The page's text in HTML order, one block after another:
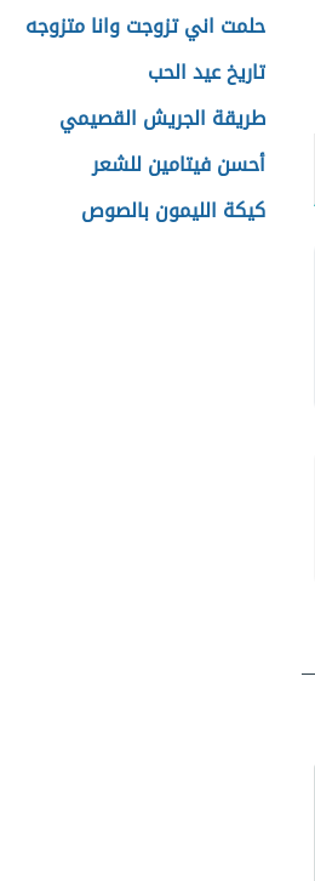
حلمت اني تزوجت وانا متزوجه
تاريخ عيد الحب
طريقة الجريش القصيمي
أحسن فيتامين للشعر
كيكة الليمون بالصوص